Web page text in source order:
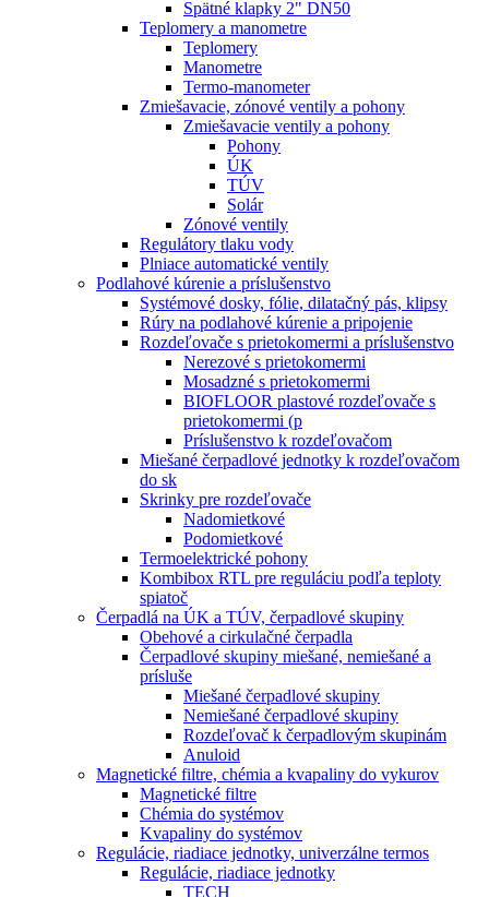
Spätné klapky 2" DN50
Teplomery a manometre
Teplomery
Manometre
Termo-manometer
Zmiešavacie, zónové ventily a pohony
Zmiešavacie ventily a pohony
Pohony
ÚK
TÚV
Solár
Zónové ventily
Regulátory tlaku vody
Plniace automatické ventily
Podlahové kúrenie a príslušenstvo
Systémové dosky, fólie, dilatačný pás, klipsy
Rúry na podlahové kúrenie a pripojenie
Rozdeľovače s prietokomermi a príslušenstvo
Nerezové s prietokomermi
Mosadzné s prietokomermi
BIOFLOOR plastové rozdeľovače s
prietokomermi (p
Príslušenstvo k rozdeľovačom
Miešané čerpadlové jednotky k rozdeľovačom
do sk
Skrinky pre rozdeľovače
Nadomietkové
Podomietkové
Termoelektrické pohony
Kombibox RTL pre reguláciu podľa teploty
spiatoč
Čerpadlá na ÚK a TÚV, čerpadlové skupiny
Obehové a cirkulačné čerpadla
Čerpadlové skupiny miešané, nemiešané a
prísluše
Miešané čerpadlové skupiny
Nemiešané čerpadlové skupiny
Rozdeľovač k čerpadlovým skupinám
Anuloid
Magnetické filtre, chémia a kvapaliny do vykurov
Magnetické filtre
Chémia do systémov
Kvapaliny do systémov
Regulácie, riadiace jednotky, univerzálne termos
Regulácie, riadiace jednotky
TECH